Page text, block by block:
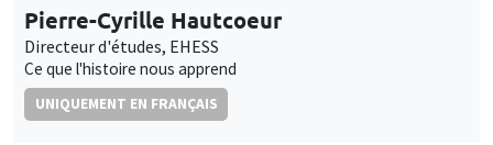
Pierre-Cyrille Hautcoeur
Directeur d'études, EHESS
Ce que l'histoire nous apprend
UNIQUEMENT EN FRANÇAIS